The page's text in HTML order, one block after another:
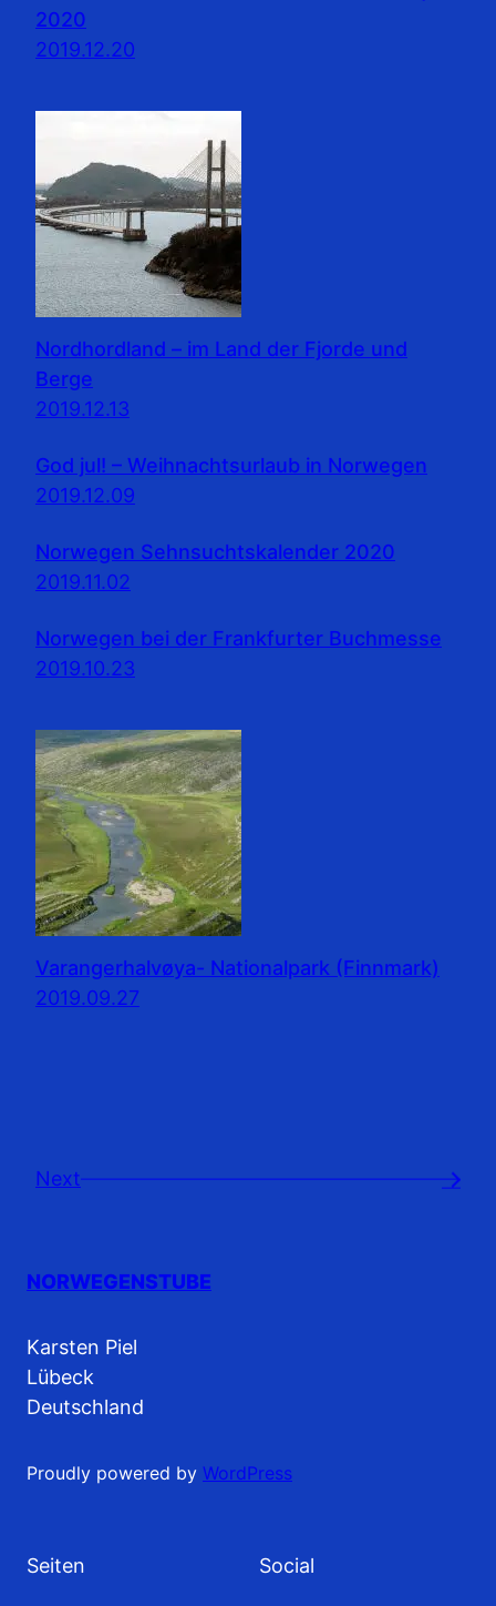
2020
2019.12.20
Nordhordland – im Land der Fjorde und
Berge
2019.12.13
God jul! – Weihnachtsurlaub in Norwegen
2019.12.09
Norwegen Sehnsuchtskalender 2020
2019.11.02
Norwegen bei der Frankfurter Buchmesse
2019.10.23
Varangerhalvøya- Nationalpark (Finnmark)
2019.09.27
Next →
NORWEGENSTUBE
Karsten Piel
Lübeck
Deutschland
Proudly powered by WordPress
Seiten Social